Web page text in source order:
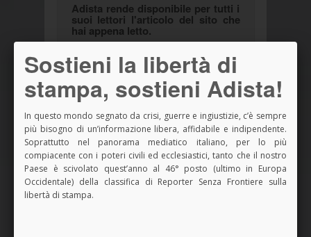
Adista rende disponibile per tutti i
suoi lettori l'articolo del sito che
hai appena letto.
che dal 1967 vive solo del sostegno di
chi la legge e ne apprezza la libertà da
ogni potere - ecclesiastico, politico o
economico-finanziario - e l'autonomia
informativa.
Un contributo, anche solo di un euro,
può aiutare a mantenere viva questa
originale e pressoché unica finestra di
Sostieni la libertà di
stampa, sostieni Adista!
In questo mondo segnato da crisi, guerre e ingiustizie, c’è sempre
più bisogno di un’informazione libera, affidabile e indipendente.
Soprattutto nel panorama mediatico italiano, per lo più
compiacente con i poteri civili ed ecclesiastici, tanto che il nostro
Paese è scivolato quest’anno al 46° posto (ultimo in Europa
Occidentale) della classifica di Reporter Senza Frontiere sulla
libertà di stampa.